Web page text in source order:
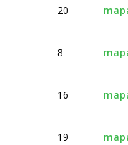
20
8
16
19